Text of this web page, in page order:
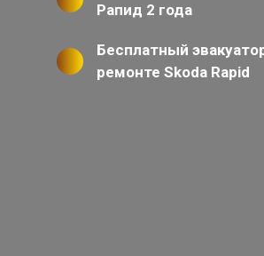
Рапид 2 года
Бесплатный
ремонте Skoda Rapid